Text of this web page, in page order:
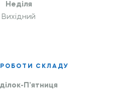
Неділя
Вихідний
РОБОТИ СКЛАДУ
П’ятниця